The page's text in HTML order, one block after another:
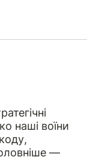
наші воїни
—